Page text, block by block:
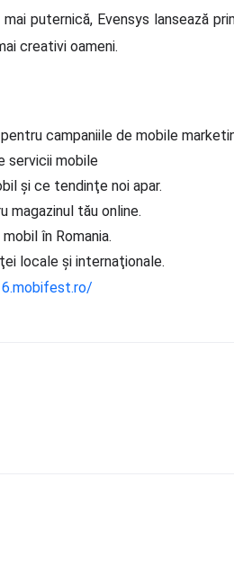
puternică, Evensys lansează
creativi oameni.
campaniile de mobile
servicii mobile
şi ce tendinţe noi apar.
magazinul tău online.
în Romania.
locale şi internaţionale.